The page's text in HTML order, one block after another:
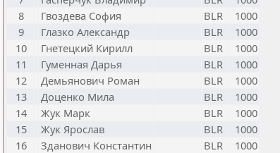
8
Гвоздева София BLR
1000
9
Глазко Александр BLR
1000
10
Гнетецкий Кирилл BLR
1000
11
Гуменная Дарья BLR
1000
12
Демьянович Роман BLR
1000
13
Доценко Мила BLR
1000
14
Жук Марк BLR
1000
15
Жук Ярослав BLR
1000
16
Зданович Константин BLR
1000